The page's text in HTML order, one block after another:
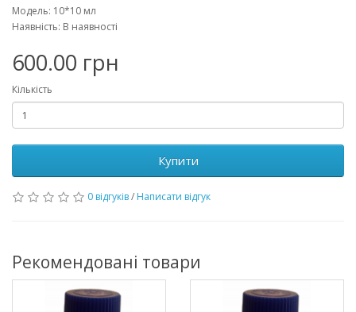
Модель: 10*10 мл
Наявність: В наявності
600.00 грн
Кількість
Купити
0 відгуків/ Написати відгук
Рекомендовані товари